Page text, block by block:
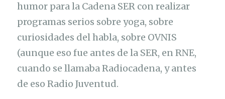
humor para la Cadena SER con realizar
programas serios sobre yoga, sobre
curiosidades del habla, sobre OVNIS
(aunque eso fue antes de la SER, en RNE,
cuando se llamaba Radiocadena, y antes
de eso Radio Juventud.